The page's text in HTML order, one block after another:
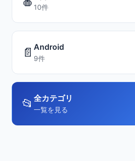
10件
📄 Android
9件
📂 全カテゴリ
一覧を見る